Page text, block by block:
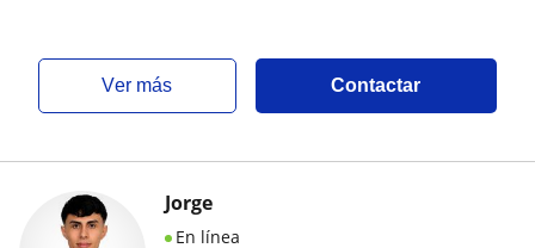
ver más Contactar
Jorge
En línea